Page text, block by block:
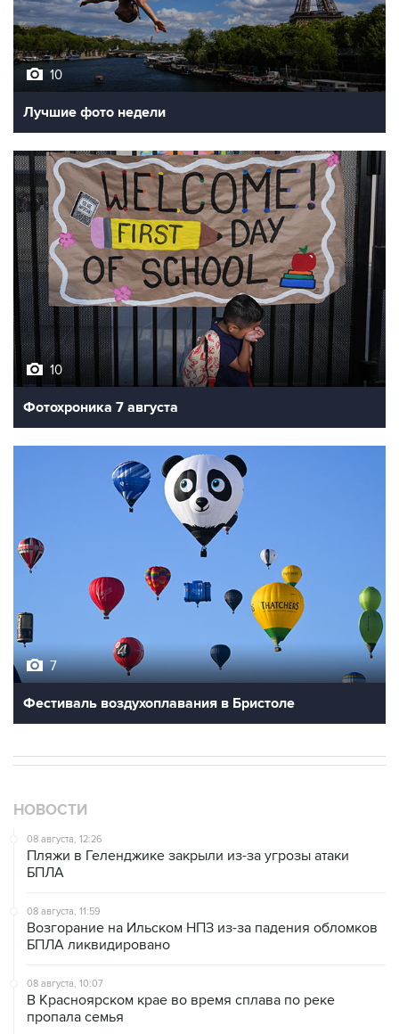
10
Лучшие фото недели
10
Фотохроника 7 августа
7
Фестиваль воздухоплавания в Бристоле
НОВОСТИ
08 августа, 12:26
Пляжи в Геленджике закрыли из-за угрозы атаки
БПЛА
08 августа, 11:59
Возгорание на Ильском НПЗ из-за падения обломков
БПЛА ликвидировано
08 августа, 10:07
В Красноярском крае во время сплава по реке
пропала семья